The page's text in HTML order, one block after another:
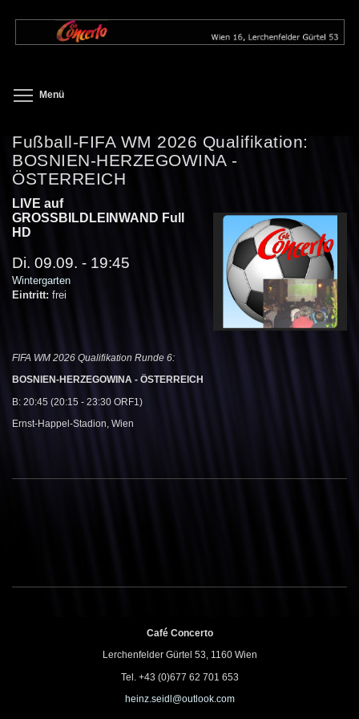
zum
Menü
Fußball-FIFA WM 2026 Qualifikation:
BOSNIEN-HERZEGOWINA -
ÖSTERREICH
LIVE auf
GROSSBILDLEINWAND Full
HD
Di. 09.09. - 19:45
Wintergarten
Eintritt: frei
FIFA WM 2026 Qualifikation Runde 6:
BOSNIEN-HERZEGOWINA - ÖSTERREICH
B: 20:45 (20:15 - 23:30 ORF1)
Ernst-Happel-Stadion, Wien
Café Concerto
Lerchenfelder Gürtel 53, 1160 Wien
Tel. +43 (0)677 62 701 653
heinz.seidl@outlook.com